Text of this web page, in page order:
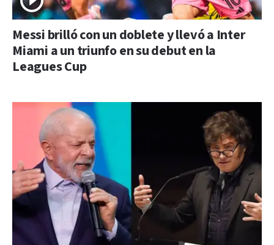
Messi brilló con un doblete y llevó a Inter
Miami a un triunfo en su debut en la
Leagues Cup